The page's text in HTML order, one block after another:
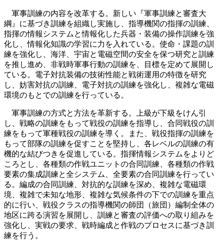
軍事訓練の内容を改革する。新しい『軍事訓練と審査大
綱』に基づき訓練を組織し実施し、指導機関の指揮の訓練、
指揮の情報システムと情報化した兵器・装備の操作訓練を強
化し、情報化知識の学習に力を入れている。使命・課題の訓
練を強化し、海洋、宇宙と電磁空間の安全を保つ研究と訓練
を推し進め、非戦時軍事行動の訓練を、目標を定めて展開し
ている。電子対抗装備の技術性能と戦術運用の特徴を研究
し、妨害対抗の訓練、電子対抗の訓練を強化し、複雑な電磁
環境のもとでの訓練を行っている。
軍事訓練の方式と方法を革新する。上級が下級をけん引
し、戦略の訓練をもって戦役の訓練を指導し、合同戦役の訓
練をもって軍種戦役の訓練を導く。また、戦役指揮の訓練を
もって部隊の訓練を促すことを堅持し、各レベルの訓練の有
機的な結びつきを促進している。指揮情報システムをよりど
ころとし、各種類の作戦ユニットの合同訓練、各種類の作戦
要素の集成訓練と全システム、全要素の合同訓練を行ってい
る。編成の合同訓練、対抗的な訓練を深め、複雑な電磁環
境、複雑で未知な地形、複雑な気候条件の下での訓練を重点
的に行い、戦役クラスの指導機関の師団（旅団）編制全体の
地区に跨る演習を展開し、訓練と審査の評価への取り組みを
強化し、実戦の要求、戦時編成と作戦のプロセスに基づき訓
練を行う。